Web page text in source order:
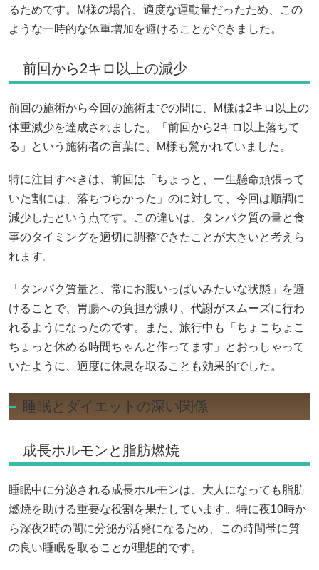
るためです。M様の場合、適度な運動量だったため、この
ような一時的な体重増加を避けることができました。
前回から2キロ以上の減少
前回の施術から今回の施術までの間に、M様は2キロ以上の
体重減少を達成されました。「前回から2キロ以上落ちて
る」という施術者の言葉に、M様も驚かれていました。
特に注目すべきは、前回は「ちょっと、一生懸命頑張って
いた割には、落ちづらかった」のに対して、今回は順調に
減少したという点です。この違いは、タンパク質の量と食
事のタイミングを適切に調整できたことが大きいと考えら
れます。
「タンパク質量と、常にお腹いっぱいみたいな状態」を避
けることで、胃腸への負担が減り、代謝がスムーズに行わ
れるようになったのです。また、旅行中も「ちょこちょこ
ちょっと休める時間ちゃんと作ってます」とおっしゃって
いたように、適度に休息を取ることも効果的でした。
睡眠とダイエットの深い関係
成長ホルモンと脂肪燃焼
睡眠中に分泌される成長ホルモンは、大人になっても脂肪
燃焼を助ける重要な役割を果たしています。特に夜10時か
ら深夜2時の間に分泌が活発になるため、この時間帯に質
の良い睡眠を取ることが理想的です。